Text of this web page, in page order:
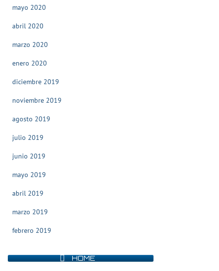
mayo 2020
abril 2020
marzo 2020
enero 2020
diciembre 2019
noviembre 2019
agosto 2019
julio 2019
junio 2019
mayo 2019
abril 2019
marzo 2019
febrero 2019
HOME